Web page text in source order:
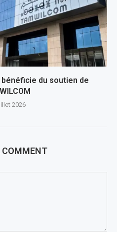
bénéficie du soutien de
2026
COMMENT